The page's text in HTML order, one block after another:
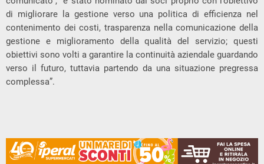
di migliorare la gestione verso una politica di efficienza nel
contenimento dei costi, trasparenza nella comunicazione della
gestione e miglioramento della qualità del servizio; questi
obiettivi sono volti a garantire la continuità aziendale guardando
verso il futuro, tuttavia partendo da una situazione pregressa
complessa”.